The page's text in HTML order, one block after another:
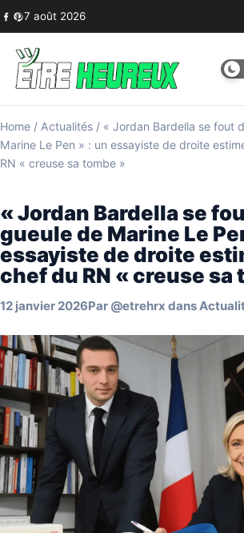
Skip to content
7 août 2026
Home / Actualités / « Jordan Bardella se fout
Marine Le Pen » : un essayiste de droite
RN « creuse sa tombe »
« Jordan Bardella se
gueule de Marine Le
essayiste de droite
chef du RN « creuse sa
12 janvier 2026Par @etrehrx dans